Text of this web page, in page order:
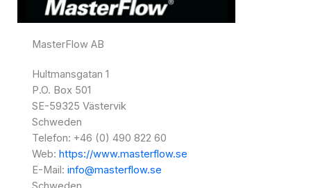
MasterFlow AB
Hultmansgatan 1
P.O. Box 501
SE-59325 Västervik
Schweden
Telefon: +46 (0) 490 822 60
Web: https://www.masterflow.se
E-Mail: info@masterflow.se